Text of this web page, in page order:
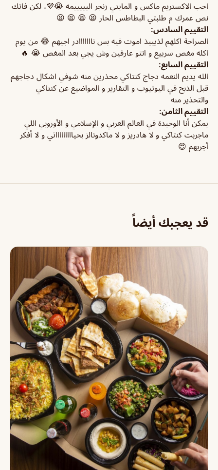
احب الاكستريم ماكس و المايتي زنجر اليييييمه 😭💜، لكن فاتك
نص عمرك م طلبتي البطاطس الحار 😫 😫 😫 😫
التقييم السادس:
الصراحة اكلهم لذيييذ اموت فيه بس نااااااادر اجيهم 😂 من يوم
اكله مغص سرييع و انتو عارفين وش يجي بعد المغص 😭 🔥
التقييم السابع:
الله يديم النعمه دجاج كنتاكي محذرين منه شوفي اشكال دجاجهم
قبل الذبح في اليوتيوب و التقارير و المواضيع عن كنتاكي
والتحذير منه
التقييم الثامن:
يمكن أنا الوحيدة في العالم العربي و الإسلامي و الأوروبي اللي
ماجربت كنتاكي و لا هادريز و لا ماكدونالز بحياااااااااتي و لا أفكر
أجربهم 😍
قد يعجبك أيضاً